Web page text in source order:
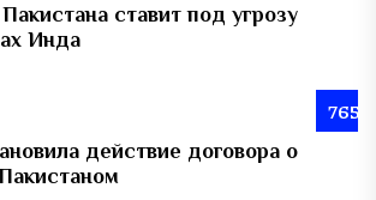
ставит под угрозу
Инда
765
действие договора о